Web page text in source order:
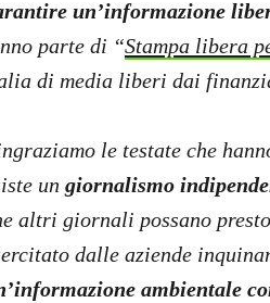
un’informazione
parte di “Stampa libera
di media liberi dai
le testate che
un giornalismo
altri giornali possano
dalle aziende
ambientale